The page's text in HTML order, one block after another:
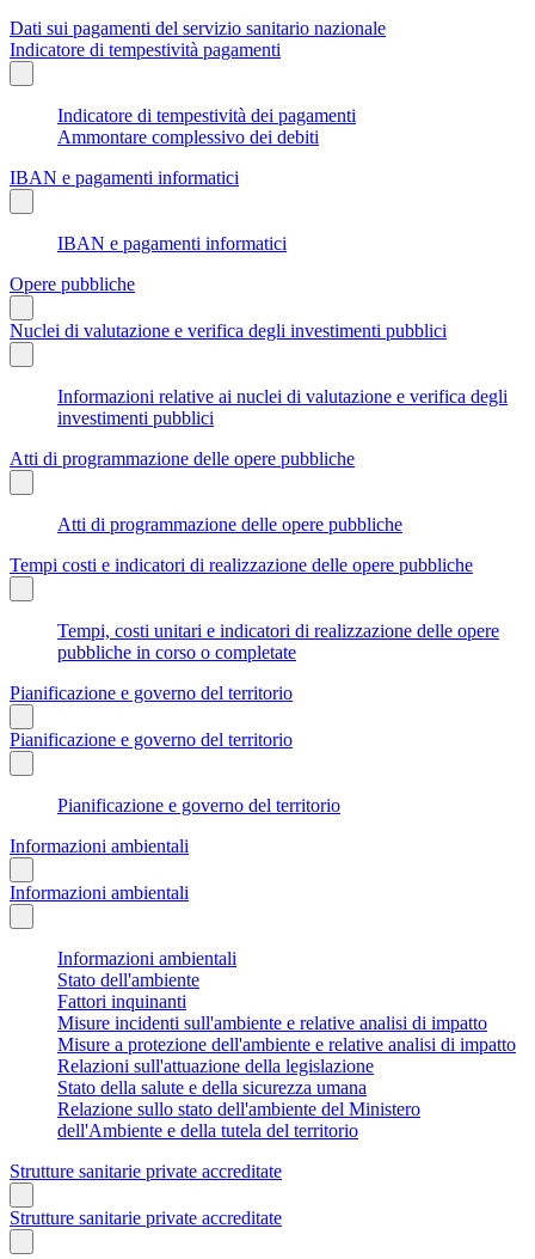
Dati sui pagamenti del servizio sanitario nazionale
Indicatore di tempestività pagamenti
Indicatore di tempestività dei pagamenti
Ammontare complessivo dei debiti
IBAN e pagamenti informatici
IBAN e pagamenti informatici
Opere pubbliche
Nuclei di valutazione e verifica degli investimenti pubblici
Informazioni relative ai nuclei di valutazione e verifica degli
investimenti pubblici
Atti di programmazione delle opere pubbliche
Atti di programmazione delle opere pubbliche
Tempi costi e indicatori di realizzazione delle opere pubbliche
Tempi, costi unitari e indicatori di realizzazione delle opere
pubbliche in corso o completate
Pianificazione e governo del territorio
Pianificazione e governo del territorio
Pianificazione e governo del territorio
Informazioni ambientali
Informazioni ambientali
Informazioni ambientali
Stato dell'ambiente
Fattori inquinanti
Misure incidenti sull'ambiente e relative analisi di impatto
Misure a protezione dell'ambiente e relative analisi di impatto
Relazioni sull'attuazione della legislazione
Stato della salute e della sicurezza umana
Relazione sullo stato dell'ambiente del Ministero
dell'Ambiente e della tutela del territorio
Strutture sanitarie private accreditate
Strutture sanitarie private accreditate